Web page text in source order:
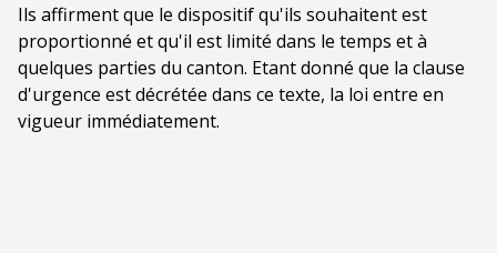
Ils affirment que le dispositif qu'ils souhaitent est
proportionné et qu'il est limité dans le temps et à
quelques parties du canton. Etant donné que la clause
d'urgence est décrétée dans ce texte, la loi entre en
vigueur immédiatement.